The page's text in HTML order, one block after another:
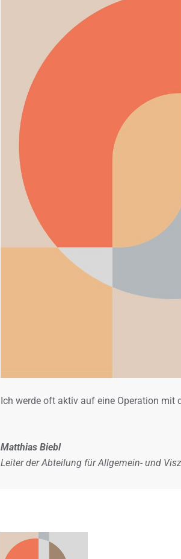
Ich werde oft aktiv auf eine Operation mit
Matthias Biebl
Leiter der Abteilung für Allgemein- und